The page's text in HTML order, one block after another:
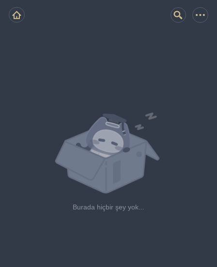
Burada hiçbir şey yok...